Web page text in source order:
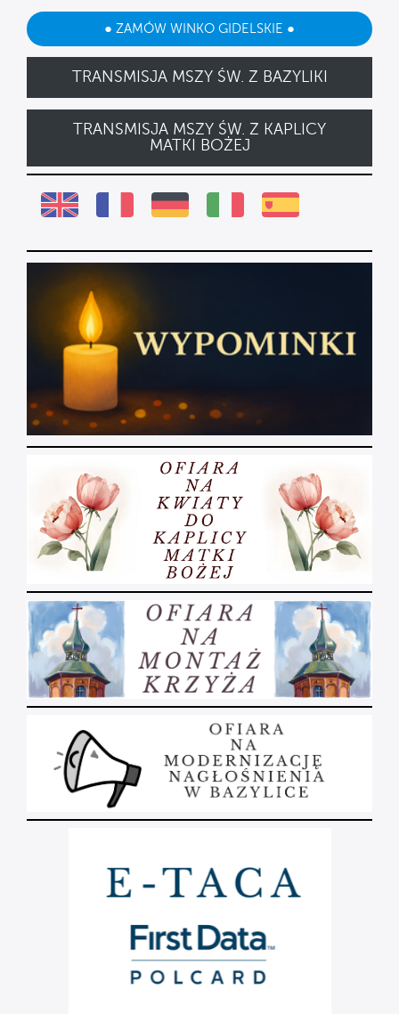
● ZAMÓW WINKO GIDELSKIE ●
TRANSMISJA MSZY ŚW. Z BAZYLIKI
TRANSMISJA MSZY ŚW. Z KAPLICY
MATKI BOŻEJ